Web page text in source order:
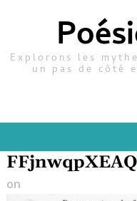
Explorons les
un pas de côté
on